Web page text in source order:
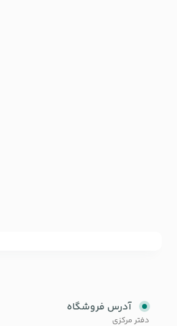
آدرس فروشگاه
دفتر مرکزی